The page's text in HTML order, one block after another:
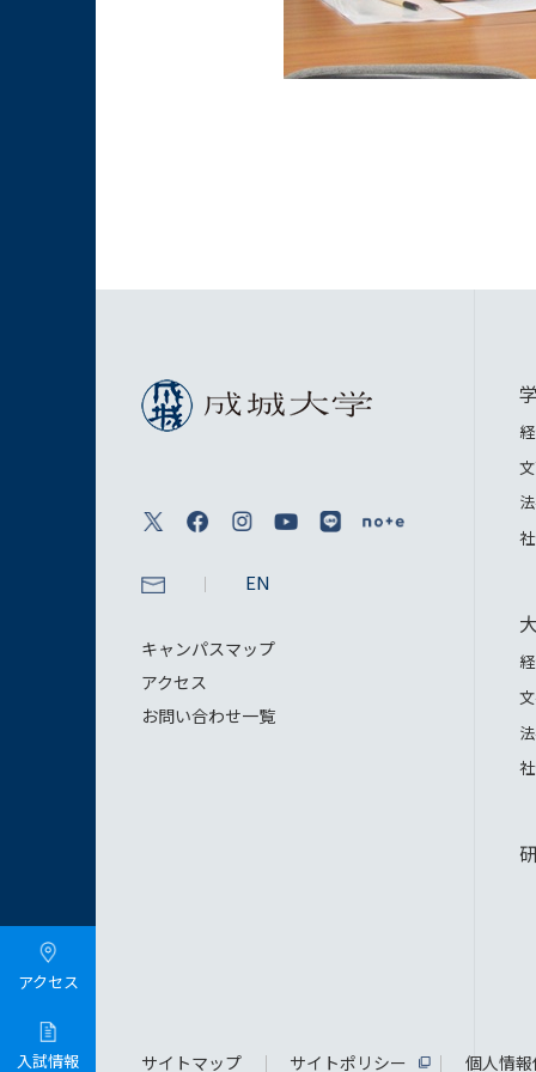
アクセス
入試情報 サイトマップ サイトポリシー 個人情
EN
キャンパスマップ
アクセス
お問い合わせ一覧